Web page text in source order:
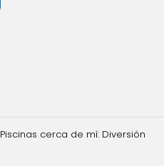
Piscinas cerca de mí: Diversión